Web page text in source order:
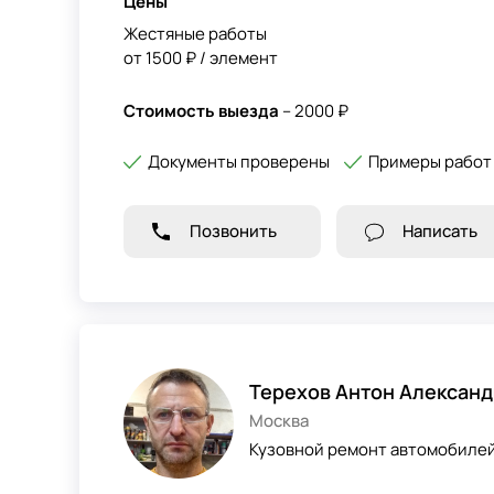
Жестяные работы
от 1500 ₽ / элемент
Стоимость выезда – 2000 ₽
Документы проверены Примеры работ
Позвонить Написать
Терехов Антон
Москва
Кузовной ремонт